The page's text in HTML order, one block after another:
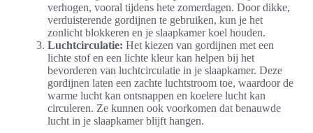
verhogen, vooral tijdens hete zomerdagen. Door dikke,
verduisterende gordijnen te gebruiken, kun je het
zonlicht blokkeren en je slaapkamer koel houden.
Luchtcirculatie: Het kiezen van gordijnen met een
lichte stof en een lichte kleur kan helpen bij het
bevorderen van luchtcirculatie in je slaapkamer. Deze
gordijnen laten een zachte luchtstroom toe, waardoor de
warme lucht kan ontsnappen en koelere lucht kan
circuleren. Ze kunnen ook voorkomen dat benauwde
lucht in je slaapkamer blijft hangen.